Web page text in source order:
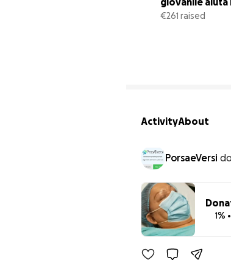
scrittori
€261 raised
ActivityAbout
PorsaeVersi
1%